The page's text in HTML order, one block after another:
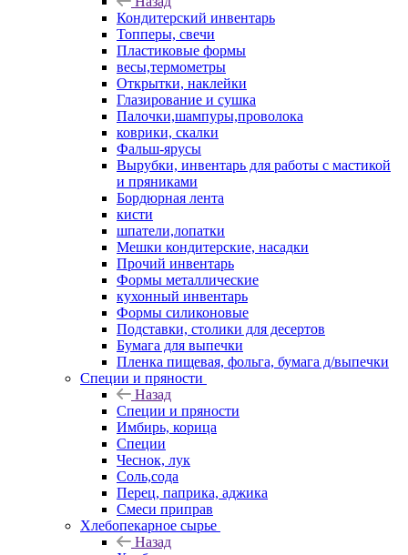
Кондитерский инвентарь
Топперы, свечи
Пластиковые формы
весы,термометры
Открытки, наклейки
Глазирование и сушка
Палочки,шампуры,проволока
коврики, скалки
Фальш-ярусы
Вырубки, инвентарь для работы с мастикой
и пряниками
Бордюрная лента
кисти
шпатели,лопатки
Мешки кондитерские, насадки
Прочий инвентарь
Формы металлические
кухонный инвентарь
Формы силиконовые
Подставки, столики для десертов
Бумага для выпечки
Пленка пищевая, фольга, бумага д/выпечки
Специи и пряности
Назад
Специи и пряности
Имбирь, корица
Специи
Чеснок, лук
Соль,сода
Перец, паприка, аджика
Смеси приправ
Хлебопекарное сырье
Назад